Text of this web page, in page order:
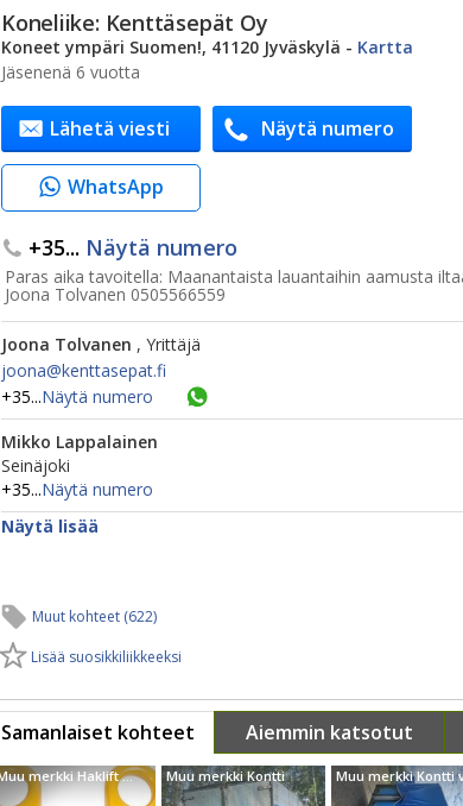
Koneliike: Kenttäsepät Oy
Koneet ympäri Suomen!, 41120 Jyväskylä - Kartta
Jäsenenä 6 vuotta
Lähetä viesti Näytä numero
WhatsApp
+35... Näytä numero
Paras aika tavoitella: Maanantaista lauantaihin aamusta
Joona Tolvanen 0505566559
Joona Tolvanen , Yrittäjä
joona@​kenttasepat.fi
+35...Näytä numero
Mikko Lappalainen
Seinäjoki
+35...Näytä numero
Näytä lisää
Muut kohteet (622)
Lisää suosikkiliikkeeksi
Samanlaiset kohteet Aiemmin katsotut
Muu merkki Haklift kontin nostosetti 50ton Muu merkki Kontti